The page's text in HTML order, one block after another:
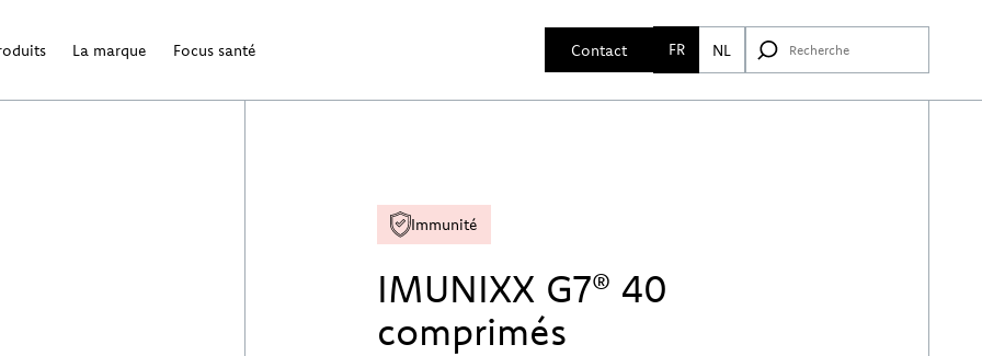
La marque Focus santé Contact FR NL
Immunité
IMUNIXX G7® 40
comprimés